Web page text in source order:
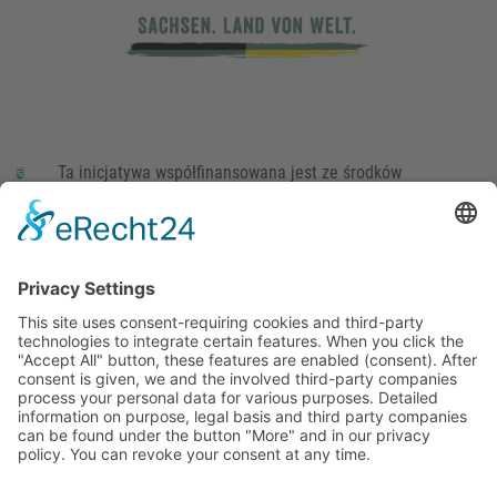
Ta inicjatywa współfinansowana jest ze środków
parlamentarzystów Landtagu Saksońskiego budżetu.
stopka redakcyjna
This site uses consent-requiring cookies and third-party
technologies to integrate certain features. When you click the
"Accept All" button, these features are enabled (consent).
After consent is given, we and the involved third-party
companies process your personal data for various purposes.